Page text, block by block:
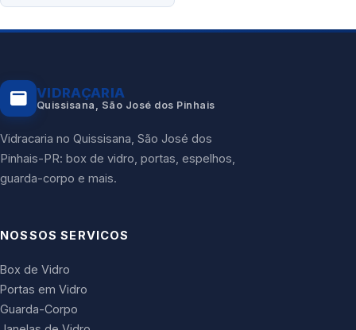
VIDRAÇARIA
Quissisana, São José dos Pinhais
Vidracaria no Quissisana, São José dos
Pinhais-PR: box de vidro, portas, espelhos,
guarda-corpo e mais.
NOSSOS SERVICOS
Box de Vidro
Portas em Vidro
Guarda-Corpo